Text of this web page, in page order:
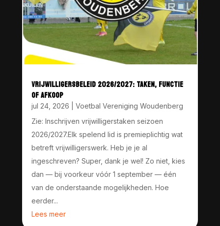
VRIJWILLIGERSBELEID 2026/2027: TAKEN, FUNCTIE
OF AFKOOP
jul 24, 2026
Voetbal Vereniging Woudenberg
Zie: Inschrijven vrijwilligerstaken seizoen
2026/2027.Elk spelend lid is premieplichtig wat
betreft vrijwilligerswerk. Heb je je al
ingeschreven? Super, dank je wel! Zo niet, kies
dan — bij voorkeur vóór 1 september — één
van de onderstaande mogelijkheden. Hoe
eerder...
Lees meer